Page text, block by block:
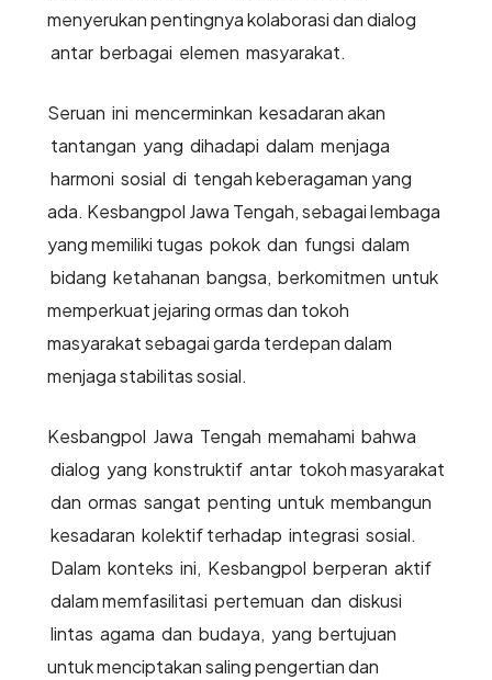
menyerukan pentingnya kolaborasi dan dialog
antar berbagai elemen masyarakat.
Seruan ini mencerminkan kesadaran akan
tantangan yang dihadapi dalam menjaga
harmoni sosial di tengah keberagaman yang
ada. Kesbangpol Jawa Tengah, sebagai lembaga
yang memiliki tugas pokok dan fungsi dalam
bidang ketahanan bangsa, berkomitmen untuk
memperkuat jejaring ormas dan tokoh
masyarakat sebagai garda terdepan dalam
menjaga stabilitas sosial.
Kesbangpol Jawa Tengah memahami bahwa
dialog yang konstruktif antar tokoh masyarakat
dan ormas sangat penting untuk membangun
kesadaran kolektif terhadap integrasi sosial.
Dalam konteks ini, Kesbangpol berperan aktif
dalam memfasilitasi pertemuan dan diskusi
lintas agama dan budaya, yang bertujuan
untuk menciptakan saling pengertian dan